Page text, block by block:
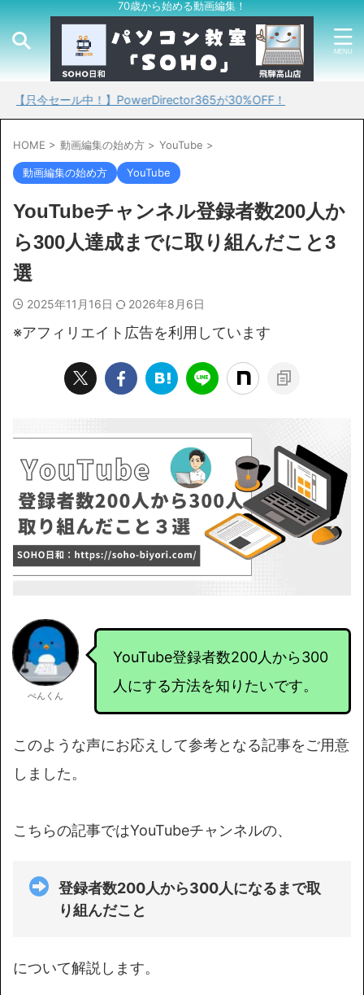
70歳から始める動画編集！
ール中！】PowerDirector365が30%OFF！
HOME > 動画編集の始め方 > YouTube >
動画編集の始め方 YouTube
YouTubeチャンネル登録者数200人か
ら300人達成までに取り組んだこと3
選
2025年11月16日 2026年8月6日
※アフィリエイト広告を利用しています
ぺんくん
YouTube登録者数200人から300
人にする方法を知りたいです。
このような声にお応えして参考となる記事をご用意
しました。
こちらの記事ではYouTubeチャンネルの、
登録者数200人から300人になるまで取
り組んだこと
について解説します。